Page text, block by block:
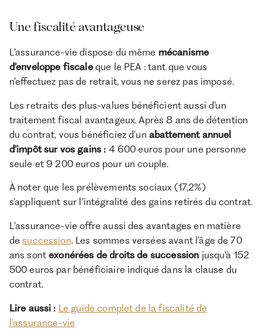
Une fiscalité avantageuse
L’assurance-vie dispose du même mécanisme
d’enveloppe fiscaleque le PEA : tant que vous
n’effectuez pas de retrait, vous ne serez pas imposé.
Les retraits des plus-values bénéficient aussi d’un
traitement fiscal avantageux. Après 8 ans de détention
du contrat, vous bénéficiez d'un abattement annuel
d’impôt sur vos gains : 4 600 euros pour une personne
seule et 9 200 euros pour un couple.
À noter que les prélèvements sociaux (17,2%)
s’appliquent sur l’intégralité des gains retirés du contrat.
L’assurance-vie offre aussi des avantages en matière
desuccession. Les sommes versées avant l’âge de 70
ans sontexonérées de droits de succession jusqu'à 152
500 euros par bénéficiaire indiqué dans la clause du
contrat.
Lire aussi : Le guide complet de la fiscalité de
l'assurance-vie